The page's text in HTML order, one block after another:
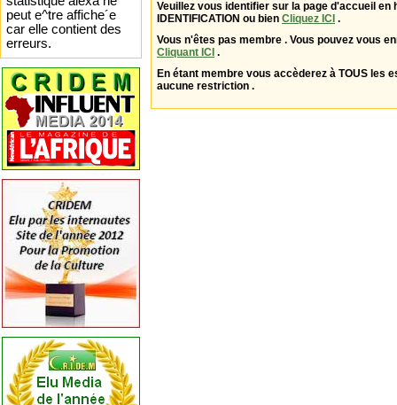
Veuillez vous identifier sur la page d'accueil en
IDENTIFICATION ou bien Cliquez ICI .
Vous n'êtes pas membre . Vous pouvez vous
Cliquant ICI .
En étant membre vous accèderez à TOUS les
aucune restriction .